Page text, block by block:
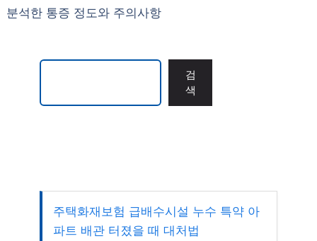
분석한 통증 정도와 주의사항
검
색
주택화재보험 급배수시설 누수 특약 아
파트 배관 터졌을 때 대처법